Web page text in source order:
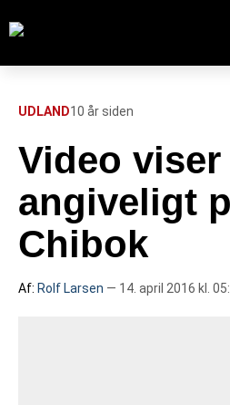
FORSIDE
112
UDLAND10 år siden
Video viser
angiveligt
Chibok
Af: Rolf Larsen — 14. april 2016 kl.